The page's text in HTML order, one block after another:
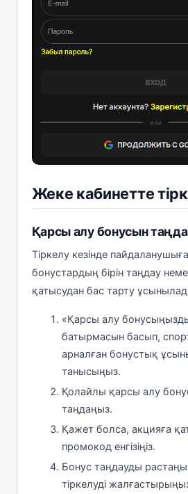
Жеке кабинетте
Қарсы алу бонусын
Тіркелу кезінде
бонустардың бірін таңдау
қатысудан бас тарту
«Қарсы алу
батырмасын басып,
арналған бонустық
танысыңыз.
Қолайлы қарсы алу
таңдаңыз.
Қажет болса, акцияға
промокод енгізіңіз.
Бонус таңдауды
тіркелуді